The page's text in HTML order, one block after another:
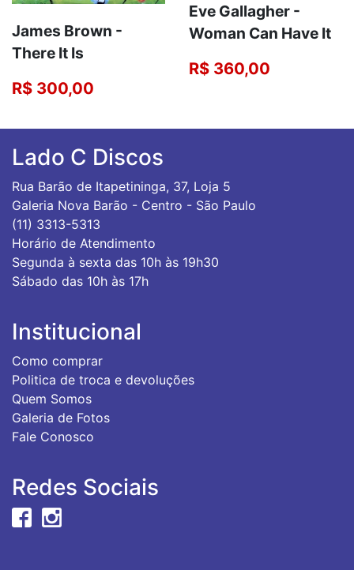
James Brown -
There It Is
R$ 300,00
Eve Gallagher -
Woman Can Have It
R$ 360,00
Lado C Discos
Rua Barão de Itapetininga, 37, Loja 5
Galeria Nova Barão - Centro - São Paulo
(11) 3313-5313
Horário de Atendimento
Segunda à sexta das 10h às 19h30
Sábado das 10h às 17h
Institucional
Como comprar
Politica de troca e devoluções
Quem Somos
Galeria de Fotos
Fale Conosco
Redes Sociais